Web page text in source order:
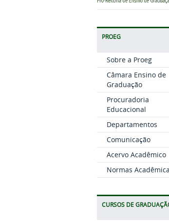
PROEG
Sobre a Proeg
Câmara Ensino de
Graduação
Procuradoria
Educacional
Departamentos
Comunicação
Acervo Acadêmico
Normas
CURSOS DE